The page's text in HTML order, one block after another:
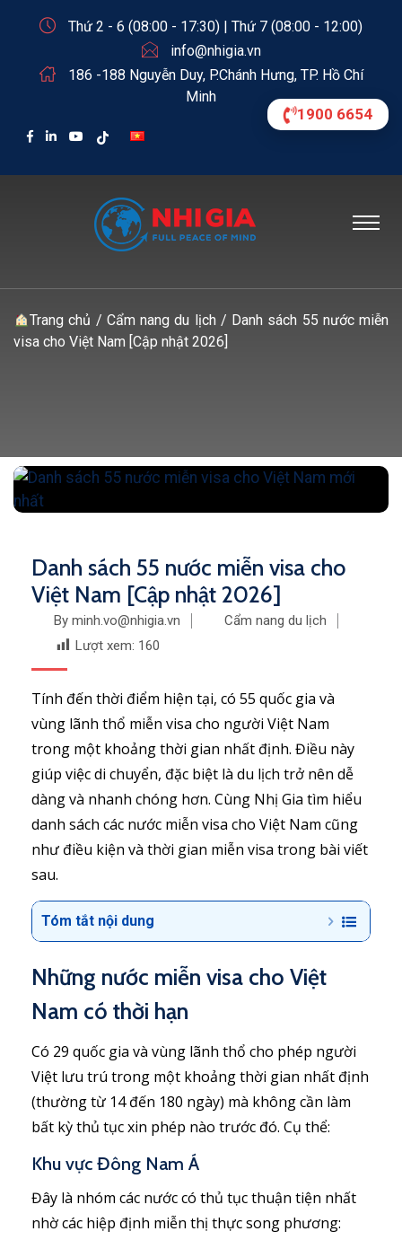
Thứ 2 - 6 (08:00 - 17:30) | Thứ 7 (08:00 - 12:00)
info@nhigia.vn
186 -188 Nguyễn Duy, P.Chánh Hưng, TP. Hồ Chí
Minh
Trang chủ / Cẩm nang du lịch/ Danh sách 55 nước miễn
visa cho Việt Nam [Cập nhật 2026]
Danh sách 55 nước miễn visa cho
Việt Nam [Cập nhật 2026]
By minh.vo@nhigia.vn
Cẩm nang du lịch
Lượt xem: 160
Tính đến thời điểm hiện tại, có 55 quốc gia và
vùng lãnh thổ miễn visa cho người Việt Nam
trong một khoảng thời gian nhất định. Điều này
giúp việc di chuyển, đặc biệt là du lịch trở nên dễ
dàng và nhanh chóng hơn. Cùng Nhị Gia tìm hiểu
danh sách các nước miễn visa cho Việt Nam cũng
như điều kiện và thời gian miễn visa trong bài viết
sau.
Tóm tắt nội dung
Những nước miễn visa cho Việt
Nam có thời hạn
Có 29 quốc gia và vùng lãnh thổ cho phép người
Việt lưu trú trong một khoảng thời gian nhất định
(thường từ 14 đến 180 ngày) mà không cần làm
bất kỳ thủ tục xin phép nào trước đó. Cụ thể:
Khu vực Đông Nam Á
Đây là nhóm các nước có thủ tục thuận tiện nhất
nhờ các hiệp định miễn thị thực song phương:
1900 6654